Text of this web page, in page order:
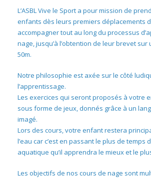
L’ASBL Vive le Sport a pour mission de
enfants dès leurs premiers déplacements
accompagner tout au long du processus
nage, jusqu’à l’obtention de leur brevet sur
50m.
Notre philosophie est axée sur le côté
l’apprentissage.
Les exercices qui seront proposés à votre
sous forme de jeux, donnés grâce à un
imagé.
Lors des cours, votre enfant restera
l’eau car c’est en passant le plus de temps
aquatique qu’il apprendra le mieux et le
Les objectifs de nos cours de nage sont